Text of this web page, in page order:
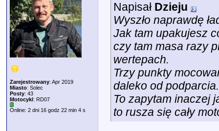
Zarejestrowany: Apr 2019
Miasto: Solec
Posty: 43
Motocykl: RD07
Online: 2 dni 16 godz 22 min 4 s
Napisał Dzieju
Wyszło naprawdę
Jak tam upakujesz
czy tam masa razy
wertepach.
Trzy punkty
daleko od podparcia.
To zapytam inaczej
to rusza się cały